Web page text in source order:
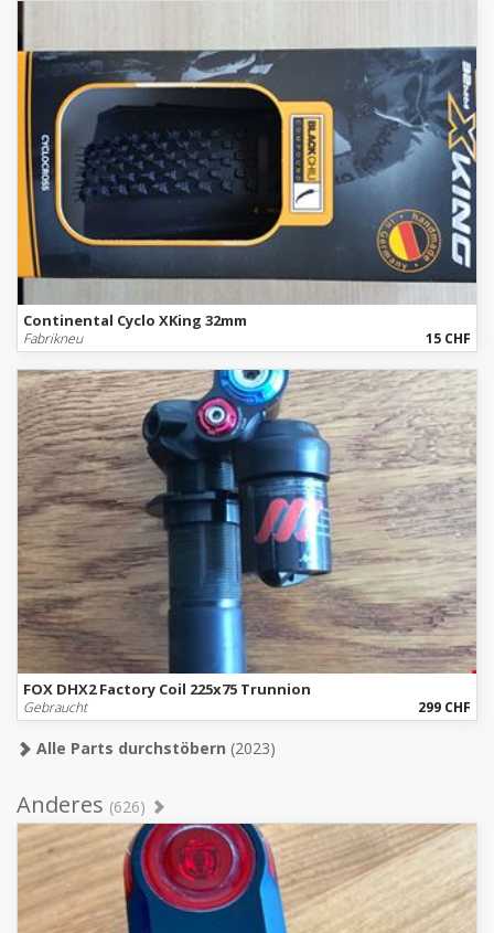
Continental Cyclo XKing 32mm
Fabrikneu 15 CHF
FOX DHX2 Factory Coil 225x75 Trunnion
Gebraucht 299 CHF
Alle Parts durchstöbern (2023)
Anderes (626)